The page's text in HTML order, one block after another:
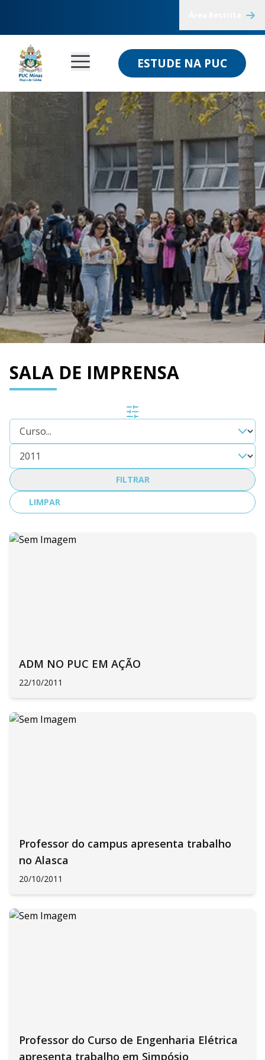
ESTUDE NA PUC
SALA DE IMPRENSA
FILTRAR
LIMPAR
ADM NO PUC EM AÇÃO
22/10/2011
Professor do campus apresenta trabalho
no Alasca
20/10/2011
Professor do Curso de Engenharia Elétrica
apresenta trabalho em Simpósio